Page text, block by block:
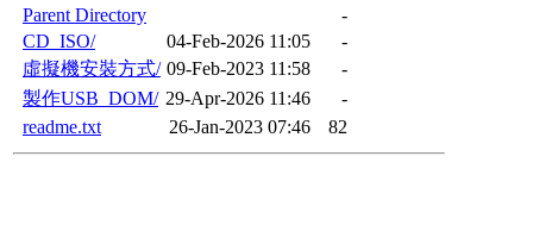
Parent Directory
-
CD_ISO/
04-Feb-2026 11:05
-
虛擬機安裝方式/ 09-Feb-2023 11:58
-
製作USB_DOM/ 29-Apr-2026 11:46
-
readme.txt
26-Jan-2023 07:46 82